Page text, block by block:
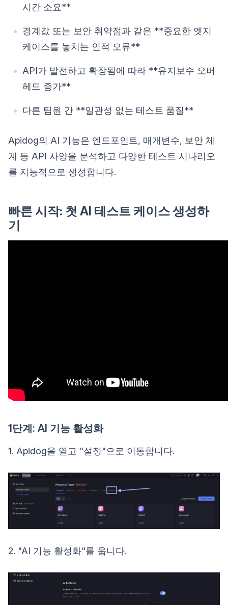
시간 소요**
경계값 또는 보안 취약점과 같은 **중요한 엣지
케이스를 놓치는 인적 오류**
API가 발전하고 확장됨에 따라 **유지보수 오버
헤드 증가**
다른 팀원 간 **일관성 없는 테스트 품질**
Apidog의 AI 기능은 엔드포인트, 매개변수, 보안 체
계 등 API 사양을 분석하고 다양한 테스트 시나리오
를 지능적으로 생성합니다.
빠른 시작: 첫 AI 테스트 케이스 생성하
기
1단계: AI 기능 활성화
1. Apidog을 열고 "설정"으로 이동합니다.
2. "AI 기능 활성화"를 웁니다.